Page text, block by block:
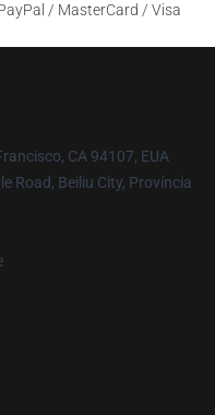
/ MasterCard / Visa
CA 94107, EUA
Road, Beiliu City, Província